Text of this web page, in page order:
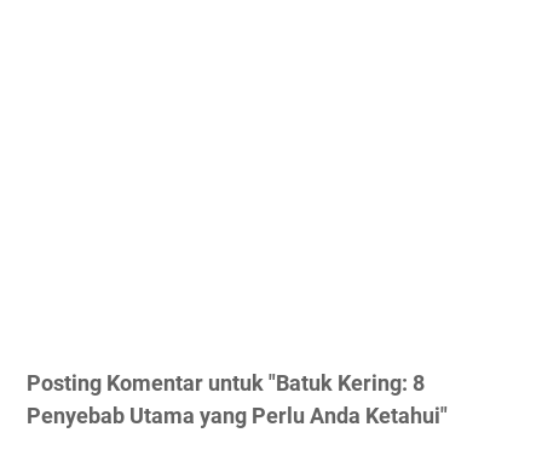
Posting Komentar untuk "Batuk Kering: 8
Penyebab Utama yang Perlu Anda Ketahui"